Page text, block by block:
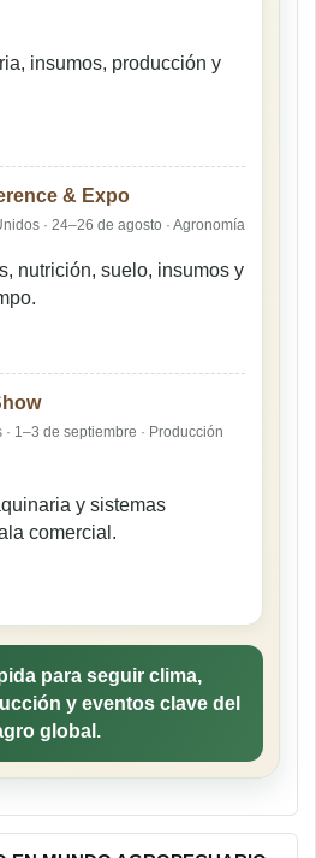
insumos, producción y
& Expo
· 24–26 de agosto · Agronomía
nutrición, suelo, insumos y
1–3 de septiembre · Producción
y sistemas
comercial.
para seguir clima,
y eventos clave del
global.